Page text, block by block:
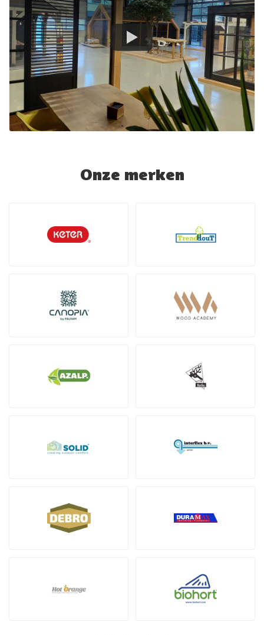
Onze merken